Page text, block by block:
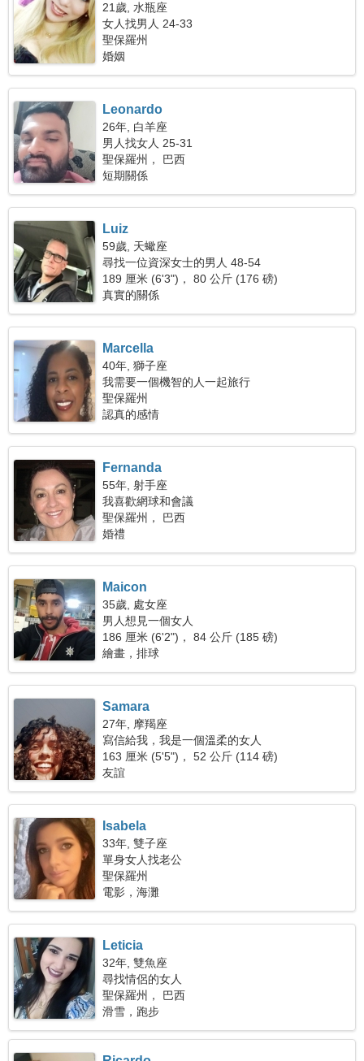
21歲, 水瓶座
女人找男人 24-33
聖保羅州
婚姻
Leonardo
26年, 白羊座
男人找女人 25-31
聖保羅州， 巴西
短期關係
Luiz
59歲, 天蠍座
尋找一位資深女士的男人 48-54
189 厘米 (6'3")， 80 公斤 (176 磅)
真實的關係
Marcella
40年, 獅子座
我需要一個機智的人一起旅行
聖保羅州
認真的感情
Fernanda
55年, 射手座
我喜歡網球和會議
聖保羅州， 巴西
婚禮
Maicon
35歲, 處女座
男人想見一個女人
186 厘米 (6'2")， 84 公斤 (185 磅)
繪畫，排球
Samara
27年, 摩羯座
寫信給我，我是一個溫柔的女人
163 厘米 (5'5")， 52 公斤 (114 磅)
友誼
Isabela
33年, 雙子座
單身女人找老公
聖保羅州
電影，海灘
Leticia
32年, 雙魚座
尋找情侶的女人
聖保羅州， 巴西
滑雪，跑步